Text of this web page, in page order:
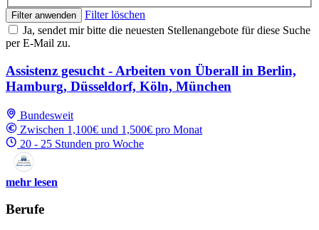
Filter anwenden
Filter löschen
Ja, sendet mir bitte die neuesten Stellenangebote für diese Suche
per E-Mail zu.
Assistenz gesucht - Arbeiten von Überall in Berlin,
Hamburg, Düsseldorf, Köln, München
Bundesweit
Zwischen 1,100€ und 1,500€ pro Monat
20 - 25 Stunden pro Woche
mehr lesen
Berufe